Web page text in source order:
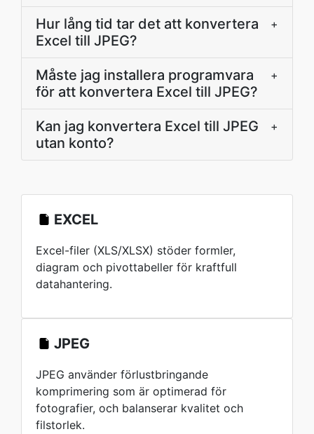
Hur lång tid tar det att konvertera
Excel till JPEG?
+
Måste jag installera programvara
för att konvertera Excel till JPEG?
+
Kan jag konvertera Excel till JPEG
utan konto?
+
EXCEL
Excel-filer (XLS/XLSX) stöder formler,
diagram och pivottabeller för kraftfull
datahantering.
JPEG
JPEG använder förlustbringande
komprimering som är optimerad för
fotografier, och balanserar kvalitet och
filstorlek.